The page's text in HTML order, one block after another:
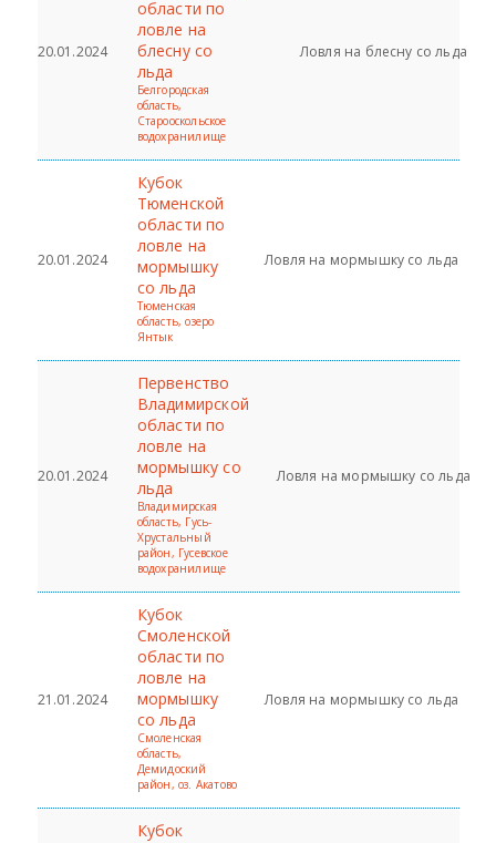
20.01.2024
области по
ловле на
блесну со
льда
Белгородская
область,
Старооскольское
водохранилище
Ловля на блесну со льда
20.01.2024
Кубок
Тюменской
области по
ловле на
мормышку
со льда
Тюменская
область, озеро
Янтык
Ловля на мормышку со льда
20.01.2024
Первенство
Владимирской
области по
ловле на
мормышку со
льда
Владимирская
область, Гусь-
Хрустальный
район, Гусевское
водохранилище
Ловля на мормышку со льда
21.01.2024
Кубок
Смоленской
области по
ловле на
мормышку
со льда
Смоленская
область,
Демидоский
район, оз. Акатово
Ловля на мормышку со льда
Кубок